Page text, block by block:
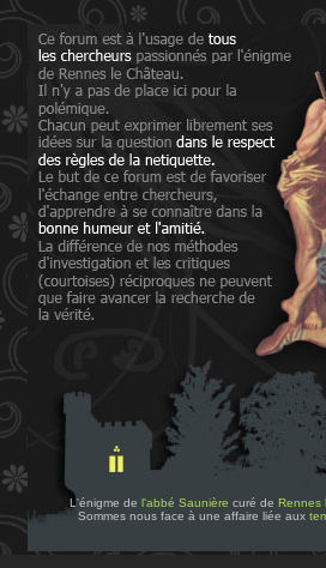
L'énigme de l'abbé Saunière curé de Rennes
Sommes nous face à une affaire liée aux